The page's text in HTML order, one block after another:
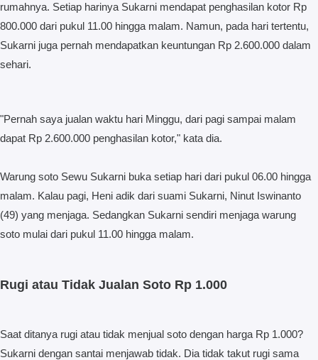
rumahnya. Setiap harinya Sukarni mendapat penghasilan kotor Rp
800.000 dari pukul 11.00 hingga malam. Namun, pada hari tertentu,
Sukarni juga pernah mendapatkan keuntungan Rp 2.600.000 dalam
sehari.
"Pernah saya jualan waktu hari Minggu, dari pagi sampai malam
dapat Rp 2.600.000 penghasilan kotor," kata dia.
Warung soto Sewu Sukarni buka setiap hari dari pukul 06.00 hingga
malam. Kalau pagi, Heni adik dari suami Sukarni, Ninut Iswinanto
(49) yang menjaga. Sedangkan Sukarni sendiri menjaga warung
soto mulai dari pukul 11.00 hingga malam.
Rugi atau Tidak Jualan Soto Rp 1.000
Saat ditanya rugi atau tidak menjual soto dengan harga Rp 1.000?
Sukarni dengan santai menjawab tidak. Dia tidak takut rugi sama